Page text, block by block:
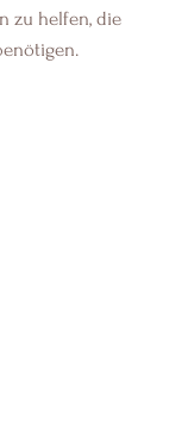
zu helfen, die